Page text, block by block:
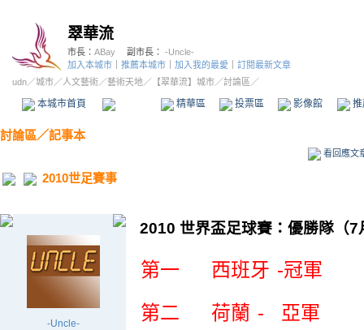
翠華流
市長： ABay 副市長： -Uncle-
加入本城市
推薦本城市 加入我的最愛
訂閱最新文章
udn／城市／人文藝術／藝術天地／ 【翠華流】城市／討論區／
本城市首頁 精華區 投票區 影像館
討論區／記事本
看回應文
2010世足賽事
-Uncle-
2010 世界盃足球賽：優勝隊（7
第一 西班牙 -冠軍
第二
荷蘭 - 亞軍